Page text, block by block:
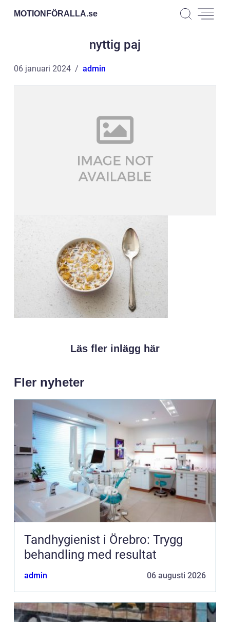
MOTIONFÖRALLA.se
nyttig paj
06 januari 2024 admin
Läs fler inlägg här
Fler nyheter
Tandhygienist i Örebro: Trygg
behandling med resultat
admin 06 augusti 2026